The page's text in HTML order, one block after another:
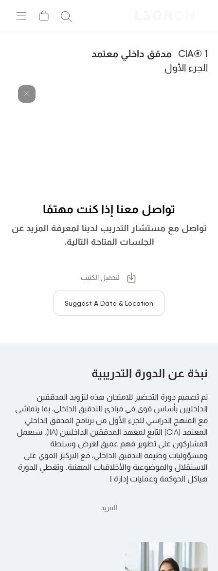
CIA® 1 مدقق داخلي معتمد
الجزء الأول
تواصل معنا إذا كنت مهتمًا
تواصل مع مستشار التدريب لدينا لمعرفة المزيد عن
الجلسات المتاحة التالية.
لتحميل الكتيب
Suggest A Date & Location
نبذة عن الدورة التدريبية
تم تصميم دورة التحضير للامتحان هذه لتزويد المدققين
الداخليين بأساس قوي في مبادئ التدقيق الداخلي، بما يتماشى
مع المنهج الدراسي للجزء الأول من برنامج المدقق الداخلي
المعتمد (CIA) التابع لمعهد المدققين الداخليين (IIA). سيعمل
المشاركون على تطوير فهم عميق لغرض وسلطة
ومسؤوليات وظيفة التدقيق الداخلي، مع التركيز القوي على
الاستقلال والموضوعية والأخلاقيات المهنية. وتغطي الدورة
هياكل الحوكمة وعمليات إدارة ا
للمزيد